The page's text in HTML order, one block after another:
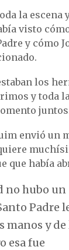
la escena
visto
y cómo
los
y toda
envió un
que había
no hubo un
Padre
manos y de
esa fue